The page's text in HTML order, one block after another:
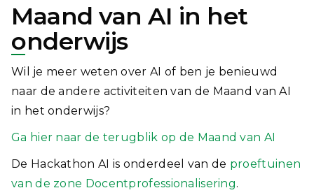
Maand van AI in het
onderwijs
Wil je meer weten over AI of ben je benieuwd
naar de andere activiteiten van de Maand van AI
in het onderwijs?
Ga hier naar de terugblik op de Maand van AI
De Hackathon AI is onderdeel van de proeftuinen
van de zone Docentprofessionalisering.